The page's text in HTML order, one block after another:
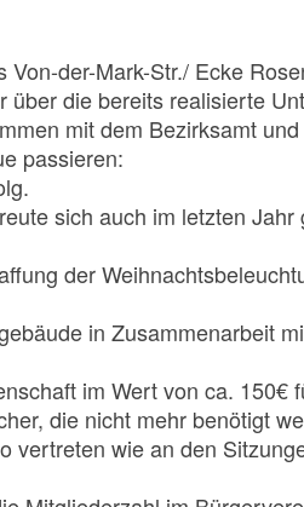
der-Mark-Str./ Ecke
die bereits realisierte
mit dem Bezirksamt
passieren:
sich auch im letzten
der
in Zusammenarbeit
im Wert von ca.
die nicht mehr benötigt
wie an den